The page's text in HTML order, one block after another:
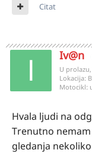
Citat
Iv@n
U
Lokacija:
Motocikl:
Hvala ljudi na
Trenutno
gledanja